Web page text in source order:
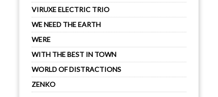
VIRUXE ELECTRIC TRIO
WE NEED THE EARTH
WERE
WITH THE BEST IN TOWN
WORLD OF DISTRACTIONS
ZENKO